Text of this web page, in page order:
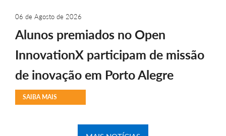
06 de Agosto de 2026
Alunos premiados no Open
InnovationX participam de missão
de inovação em Porto Alegre
SAIBA MAIS